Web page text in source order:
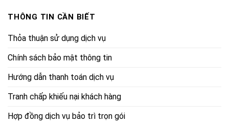
THÔNG TIN CẦN BIẾT
Thỏa thuận sử dụng dịch vụ
Chính sách bảo mật thông tin
Hướng dẫn thanh toán dịch vụ
Tranh chấp khiếu nại khách hàng
Hợp đồng dịch vụ bảo trì trọn gói